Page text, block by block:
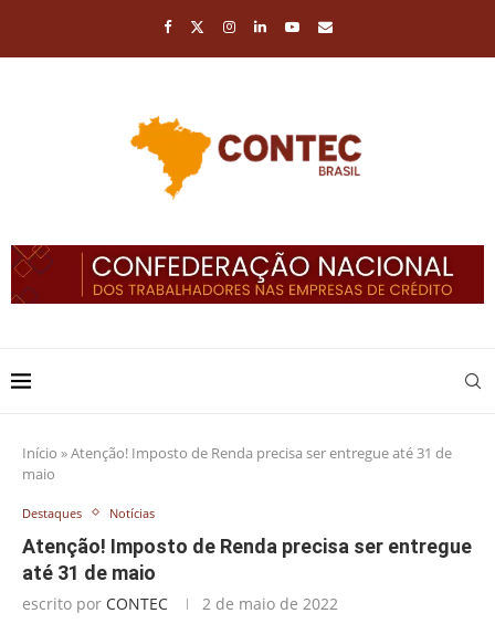
Início »Atenção! Imposto de Renda precisa ser entregue até 31 de
maio
Destaques Notícias
Atenção! Imposto de Renda precisa ser entregue
até 31 de maio
escrito por CONTEC 2 de maio de 2022